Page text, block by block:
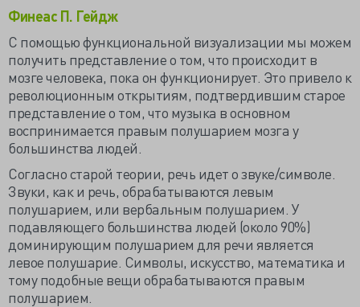
Финеас П. Гейдж
С помощью функциональной визуализации мы можем
получить представление о том, что происходит в
мозге человека, пока он функционирует. Это привело к
революционным открытиям, подтвердившим старое
представление о том, что музыка в основном
воспринимается правым полушарием мозга у
большинства людей.
Согласно старой теории, речь идет о звуке/символе.
Звуки, как и речь, обрабатываются левым
полушарием, или вербальным полушарием. У
подавляющего большинства людей (около 90%)
доминирующим полушарием для речи является
левое полушарие. Символы, искусство, математика и
тому подобные вещи обрабатываются правым
полушарием.